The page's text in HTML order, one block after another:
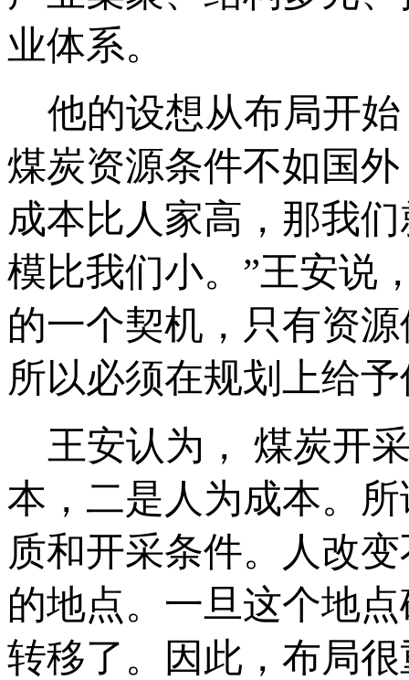
业体系。
他的设想从布局开始
煤炭资源条件不如国
成本比人家高，那我
模比我们小。”王安说
的一个契机，只有资
所以必须在规划上给
王安认为， 煤炭开
本，二是人为成本。
质和开采条件。人改
的地点。一旦这个地
转移了。因此，布局